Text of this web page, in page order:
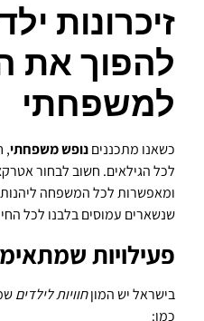
זיכרונות
להפוך את
למשפחתי
כשאנו מתכנניםנופש משפחתי,
לכל הגילאים. חשוב לבחור
ומאפשרות לכל המשפחה ליהנות
שנשארים עמוסים בלבנו לכל
פעילויות
בישראל יש המוןחוויות לילדים
כמו: